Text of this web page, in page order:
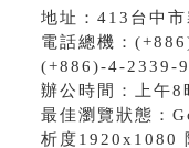
地址：413台中
電話總機：
(+886)-4-2339-
辦公時間：上午
最佳瀏覽狀態：
析度1920x1080